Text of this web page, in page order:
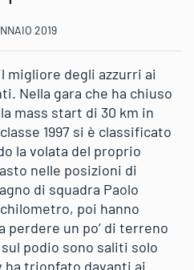
2019
migliore degli azzurri ai
Nella gara che ha chiuso
mass start di 30 km in
1997 si è classificato
la volata del proprio
nelle posizioni di
di squadra Paolo
poi hanno
perdere un po’ di terreno
podio sono saliti solo
ha trionfato davanti ai